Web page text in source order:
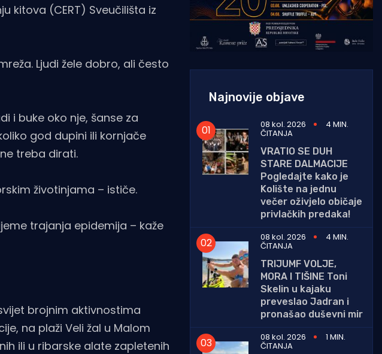
kitova (CERT) Sveučilišta iz
Ljudi žele dobro, ali često
i buke oko nje, šanse za
god dupini ili kornjače
treba dirati.
životinjama – ističe.
trajanja epidemija – kaže
brojnim aktivnostima
na plaži Veli žal u Malom
ili u ribarske alate zapletenih
Najnovije objave
08 kol. 2026 4 MIN.
ČITANJA
VRATIO SE DUH
STARE DALMACIJE
Pogledajte kako je
Kolište na jednu
večer oživjelo običaje
privlačkih predaka!
08 kol. 2026
4 MIN.
ČITANJA
TRIJUMF VOLJE,
MORA I TIŠINE Toni
Skelin u kajaku
preveslao Jadran i
pronašao duševni mir
08 kol. 2026
1 MIN.
ČITANJA